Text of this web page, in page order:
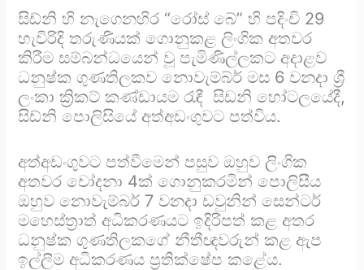
සිඩ්නි හි නැගෙනහිර “රෝස් බේ” හි පදිංචි 29
හැවිරිදි තරුණියක් ගොනුකළ ලිංගික අතවර
කිරීම සම්බන්ධයෙන් වූ පැමිණිල්ලකට අදාළව
ධනුෂ්ක ගුණතිලකව නොවැම්බ්ර් මස 6 වනදා ශ්‍රී
ලංකා ක්‍රිකට් කණ්ඩායම රැඳී සිඩනි හෝටලයේදී,
සිඩ්නි පොලිසියේ අත්අඩංගුවට පත්විය.
අත්අඩංගුවට පත්වීමෙන් පසුව ඔහුව ලිංගික
අතවර චෝදනා 4ක් ගොනුකරමින් පොලිසීය
ඔහුව නොවැම්බර් 7 වනදා ඩවුනින් සෙන්ටර්
මහෙස්ත්‍රාත් අධිකරණයට ඉදිරිපත් කළ අතර
ධනුෂ්ක ගුණතිලකගේ නීතීඥවරුන් කළ ඇප
ඉල්ලීම අධිකරණය ප්‍රතික්ෂේප කළේය.